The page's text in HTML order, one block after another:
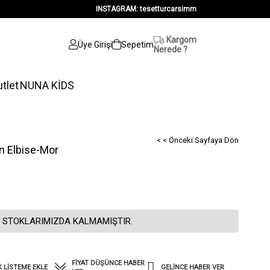
INSTAGRAM: tesetturcarsimm
Üye Girişi Sepetim
Kargom
Nerede ?
NUNA KİDS
< < Önceki Sayfaya Dön
Elbise-Mor
STOKLARIMIZDA KALMAMIŞTIR.
LISTEME EKLE
FIYAT DÜŞÜNCE HABER
GELINCE HABER VER